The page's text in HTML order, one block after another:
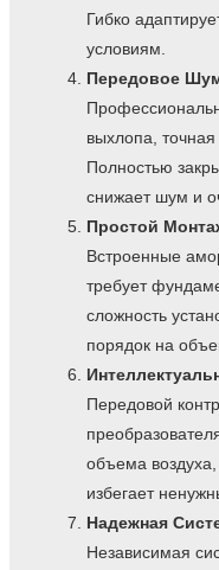
Гибко
условиям.
Передовое
выхлопа,
Полностью
снижает шум и
Простой
Встроенные
требует
сложность
порядок на
Передовой
объема
избегает
Надежная
Независимая